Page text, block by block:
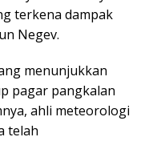
terkena dampak
Negev.
menunjukkan
pagar pangkalan
ahli meteorologi
telah